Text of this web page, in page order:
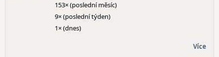
153× (poslední měsíc)
9× (poslední týden)
1× (dnes)
Více